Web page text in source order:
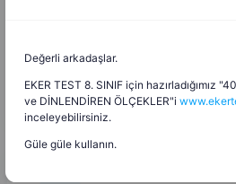
Değerli arkadaşlar.
EKER TEST 8. SINIF için hazırladığımız
ve DİNLENDİREN ÖLÇEKLER"i
inceleyebilirsiniz.
Güle güle kullanın.